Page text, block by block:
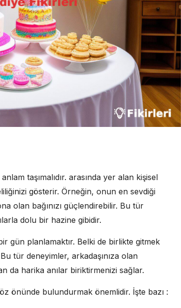
taşımalıdır. arasında yer alan kişisel
gösterir. Örneğin, onun en sevdiği
olan bağınızı güçlendirebilir. Bu tür
dolu bir hazine gibidir.
gün planlamaktır. Belki de birlikte gitmek
tür deneyimler, arkadaşınıza olan
da harika anılar biriktirmenizi sağlar.
önünde bulundurmak önemlidir. İşte bazı :